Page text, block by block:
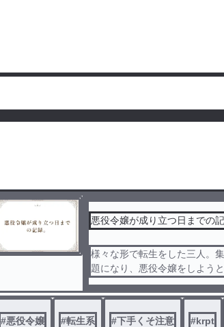
悪役令嬢が成り立つ日までの記
様々な形で転生をした三人。
題になり、悪役令嬢をしよう
#悪役令嬢 #転生系 #下手くそ注意 #krpt